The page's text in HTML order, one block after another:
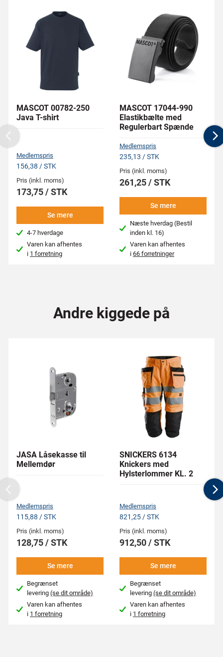
MASCOT 00782-250
Java T-shirt
Medlemspris
156,38 / STK
Pris (inkl. moms)
173,75 / STK
Se mere
4-7 hverdage
Varen kan afhentes
i 1 forretning
MASCOT 17044-990
Elastikbælte med
Regulerbart Spænde
Medlemspris
235,13 / STK
Pris (inkl. moms)
261,25 / STK
Se mere
Næste hverdag (Bestil
inden kl. 16)
Varen kan afhentes
i66 forretninger
Previous
Andre kiggede på
JASA Låsekasse til
Mellemdør
Medlemspris
115,88 / STK
Pris (inkl. moms)
128,75 / STK
Se mere
Begrænset
levering(se dit område)
Varen kan afhentes
i 1 forretning
SNICKERS 6134
Knickers med
Hylsterlommer KL. 2
Medlemspris
821,25 / STK
Pris (inkl. moms)
912,50 / STK
Se mere
Begrænset
levering(se dit område)
Varen kan afhentes
i 1 forretning
Previous